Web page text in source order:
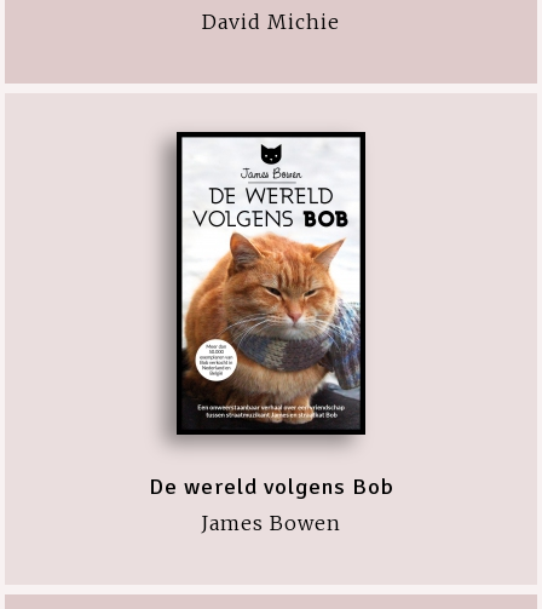
David Michie
De wereld volgens Bob
James Bowen